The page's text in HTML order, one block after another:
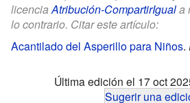
licenciaAtribución-CompartirIguala
lo contrario. Citar este artículo:
Acantilado del Asperillo para Niños.
Última edición el 17 oct
Sugerir una